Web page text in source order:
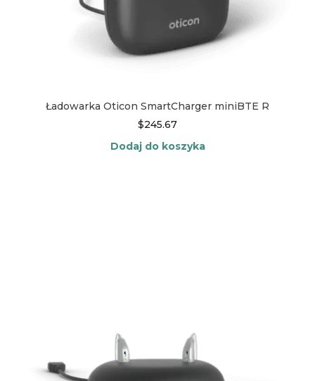
Ładowarka Oticon SmartCharger miniBTE R
$245.67
Dodaj do koszyka